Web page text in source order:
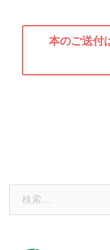
本のご送付